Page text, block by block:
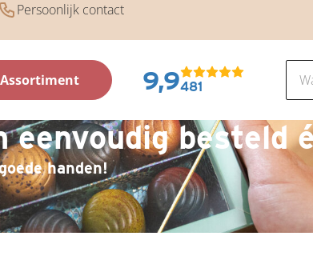
Persoonlijk contact
Assortiment 9,9481
eenvoudig besteld
handen!